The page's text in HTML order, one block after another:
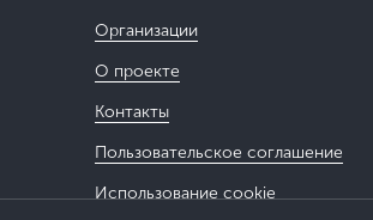
Организации
О проекте
Контакты
Пользовательское соглашение
Использование cookie